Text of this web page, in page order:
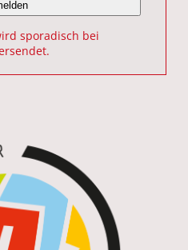
sporadisch bei